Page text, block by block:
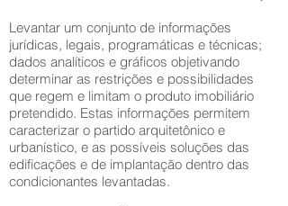
Levantar um conjunto de informações
jurídicas, legais, programáticas e técnicas;
dados analíticos e gráficos objetivando
determinar as restrições e possibilidades
que regem e limitam o produto imobiliário
pretendido. Estas informações permitem
caracterizar o partido arquitetônico e
urbanístico, e as possíveis soluções das
edificações e de implantação dentro das
condicionantes levantadas.